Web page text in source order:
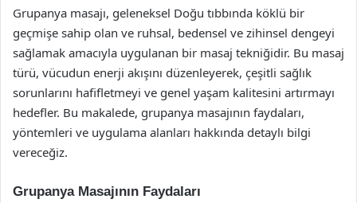
Grupanya masajı, geleneksel Doğu tıbbında köklü bir
geçmişe sahip olan ve ruhsal, bedensel ve zihinsel dengeyi
sağlamak amacıyla uygulanan bir masaj tekniğidir. Bu masaj
türü, vücudun enerji akışını düzenleyerek, çeşitli sağlık
sorunlarını hafifletmeyi ve genel yaşam kalitesini artırmayı
hedefler. Bu makalede, grupanya masajının faydaları,
yöntemleri ve uygulama alanları hakkında detaylı bilgi
vereceğiz.
Grupanya Masajının Faydaları